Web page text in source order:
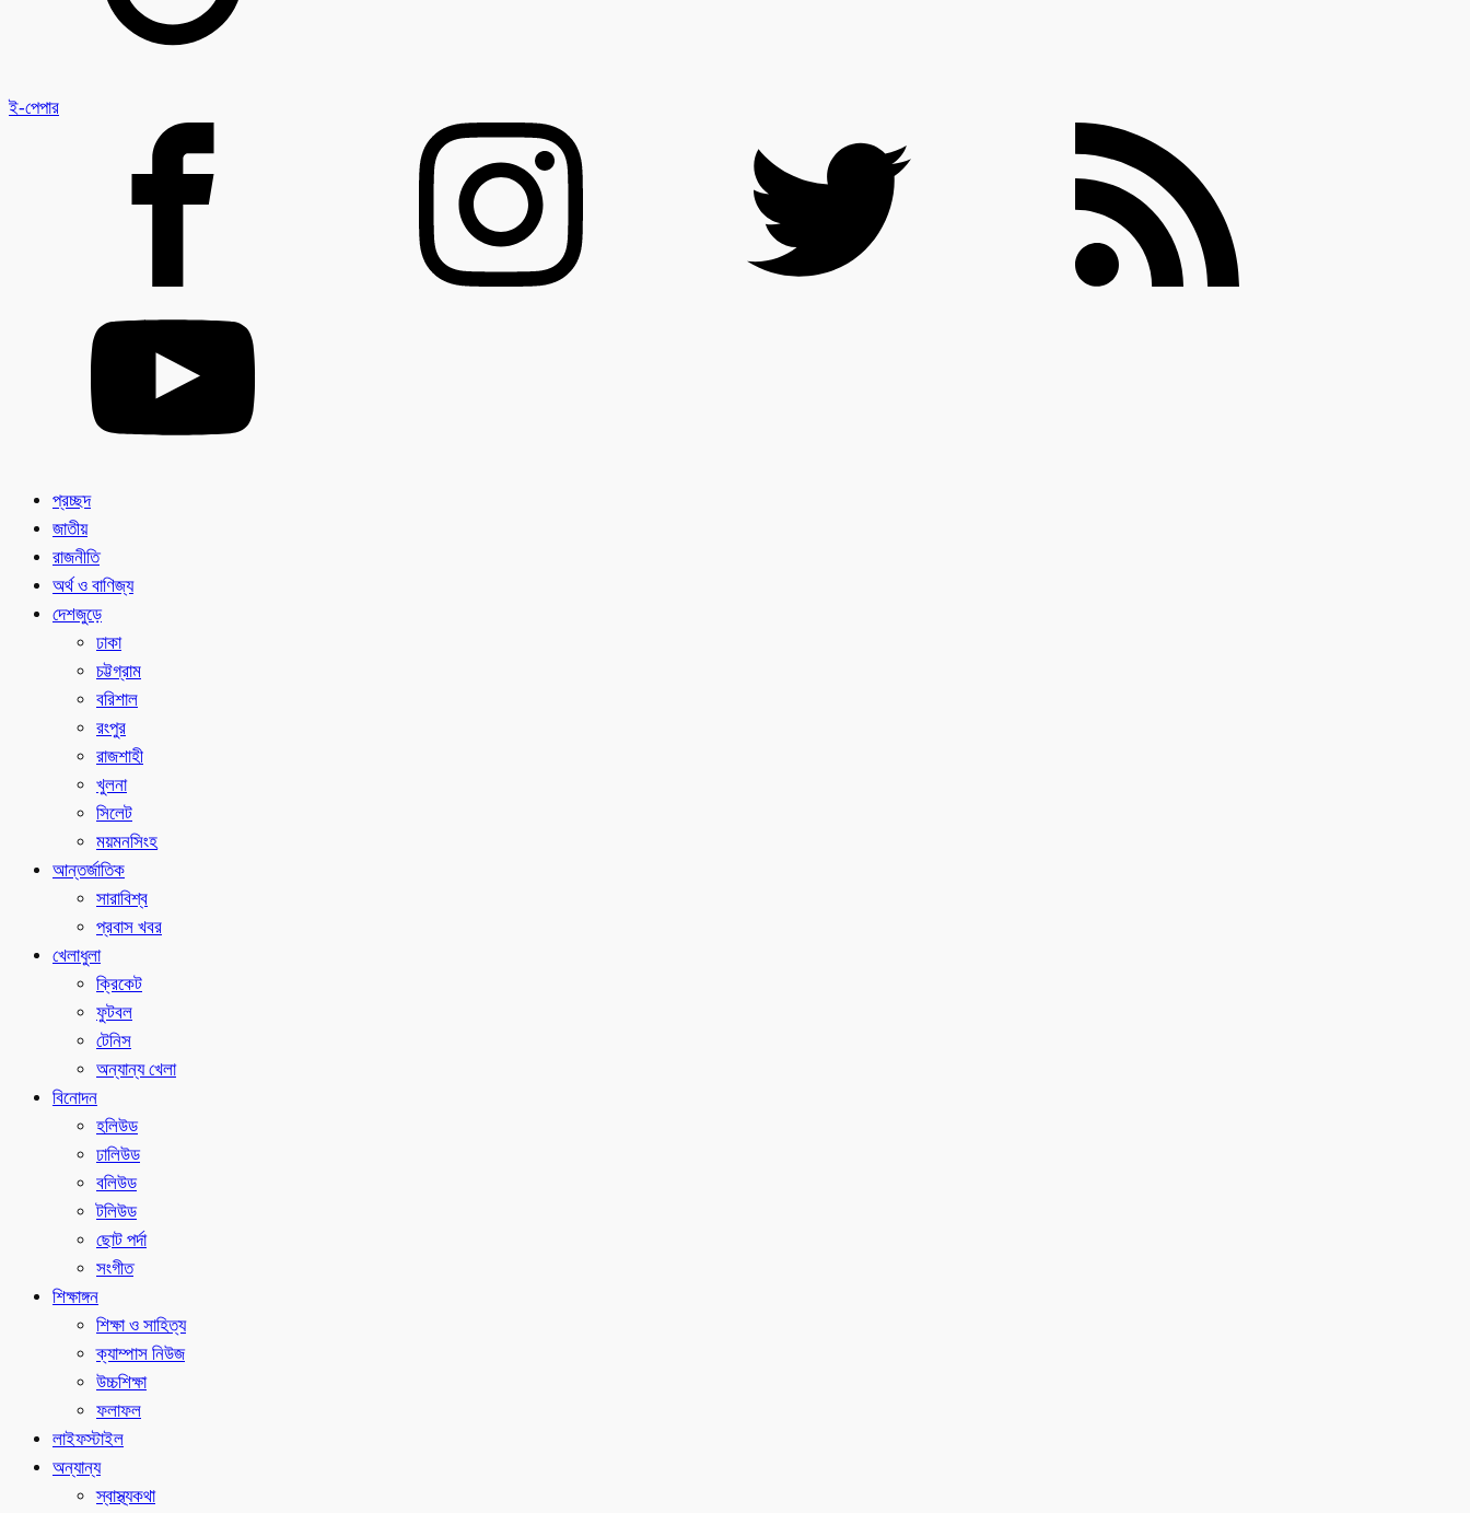
ই-পেপার
প্রচ্ছদ
জাতীয়
রাজনীতি
অর্থ ও বাণিজ্য
দেশজুড়ে
ঢাকা
চট্টগ্রাম
বরিশাল
রংপুর
রাজশাহী
খুলনা
সিলেট
ময়মনসিংহ
আন্তর্জাতিক
সারাবিশ্ব
প্রবাস খবর
খেলাধুলা
ক্রিকেট
ফুটবল
টেনিস
অন্যান্য খেলা
বিনোদন
হলিউড
ঢালিউড
বলিউড
টলিউড
ছোট পর্দা
সংগীত
শিক্ষাঙ্গন
শিক্ষা ও সাহিত্য
ক্যাম্পাস নিউজ
উচ্চশিক্ষা
ফলাফল
লাইফস্টাইল
অন্যান্য
স্বাস্থ্যকথা